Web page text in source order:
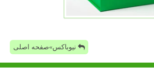
نیوباکس»صفحه اصلی